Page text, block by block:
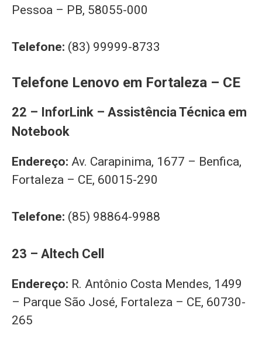
Pessoa – PB, 58055-000
Telefone: (83) 99999-8733
Telefone Lenovo em Fortaleza – CE
22 – InforLink – Assistência Técnica em
Notebook
Endereço: Av. Carapinima, 1677 – Benfica,
Fortaleza – CE, 60015-290
Telefone: (85) 98864-9988
23 – Altech Cell
Endereço: R. Antônio Costa Mendes, 1499
– Parque São José, Fortaleza – CE, 60730-
265